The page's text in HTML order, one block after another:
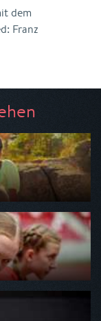
dem
Franz